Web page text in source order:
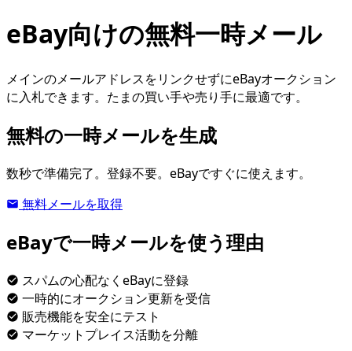
eBay向けの無料一時メール
メインのメールアドレスをリンクせずにeBayオークション
に入札できます。たまの買い手や売り手に最適です。
無料の一時メールを生成
数秒で準備完了。登録不要。eBayですぐに使えます。
無料メールを取得
eBayで一時メールを使う理由
スパムの心配なくeBayに登録
一時的にオークション更新を受信
販売機能を安全にテスト
マーケットプレイス活動を分離